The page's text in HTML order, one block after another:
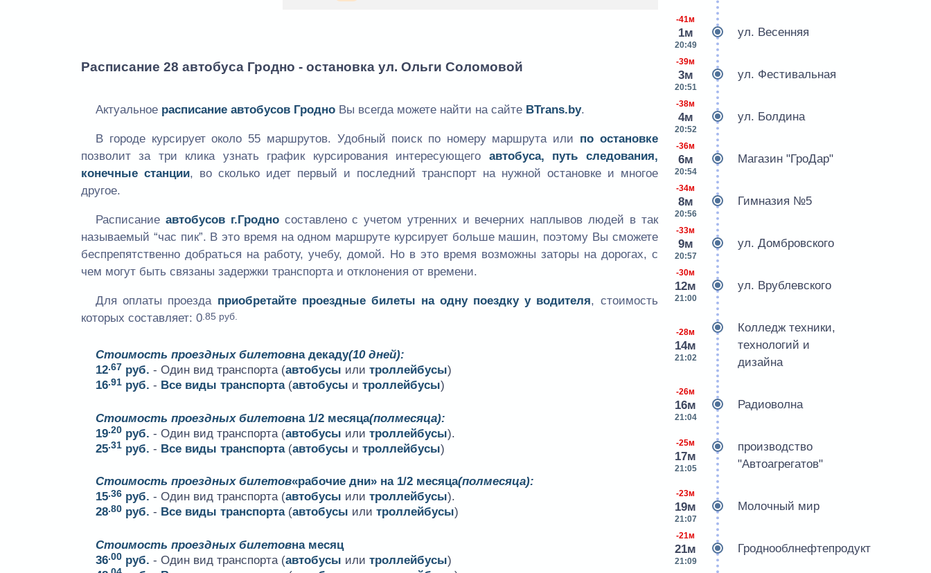
Расписание 28 автобуса Гродно - остановка ул. Ольги Соломовой
Актуальное расписание автобусов Гродно Вы всегда можете найти на сайте BTrans.by.
В городе курсирует около 55 маршрутов. Удобный поиск по номеру маршрута или по остановке
позволит за три клика узнать график курсирования интересующего автобуса, путь следования,
конечные станции, во сколько идет первый и последний транспорт на нужной остановке и многое
другое.
Расписаниеавтобусов г.Гродносоставлено с учетом утренних и вечерних наплывов людей в так
называемый “час пик”. В это время на одном маршруте курсирует больше машин, поэтому Вы сможете
беспрепятственно добраться на работу, учебу, домой. Но в это время возможны заторы на дорогах, с
чем могут быть связаны задержки транспорта и отклонения от времени.
Для оплаты проезда приобретайте проездные билеты на одну поездку у водителя, стоимость
которых составляет: 0 .85 руб.
Стоимость проездных билетовна декаду(10 дней):
12.67 руб. - Один вид транспорта (автобусы илитроллейбусы)
16.91 руб. - Все виды транспорта(автобусы итроллейбусы)
Стоимость проездных билетовна 1/2 месяца(полмесяца):
19.20 руб. - Один вид транспорта (автобусы илитроллейбусы).
25.31 руб. - Все виды транспорта(автобусы итроллейбусы)
Стоимость проездных билетов«рабочие дни» на 1/2 месяца(полмесяца):
15.36 руб. - Один вид транспорта (автобусы илитроллейбусы).
28.80 руб. - Все виды транспорта(автобусы илитроллейбусы)
Стоимость проездных билетовна месяц
36.00 руб. - Один вид транспорта (автобусы илитроллейбусы)
-41м
1м
20:49
ул. Весенняя
-39м
3м
20:51
ул. Фестивальная
-38м
4м
20:52
ул. Болдина
-36м
6м
20:54
Магазин "ГроДар"
-34м
8м
20:56
Гимназия №5
-33м
9м
20:57
ул. Домбровского
-30м
12м
21:00
ул. Врублевского
-28м
14м
21:02
Колледж техники,
технологий и
дизайна
-26м
16м
21:04
Радиоволна
-25м
17м
21:05
производство
"Автоагрегатов"
-23м
19м
21:07
Молочный мир
-21м
21м
21:09
Гроднооблнефтепродукт